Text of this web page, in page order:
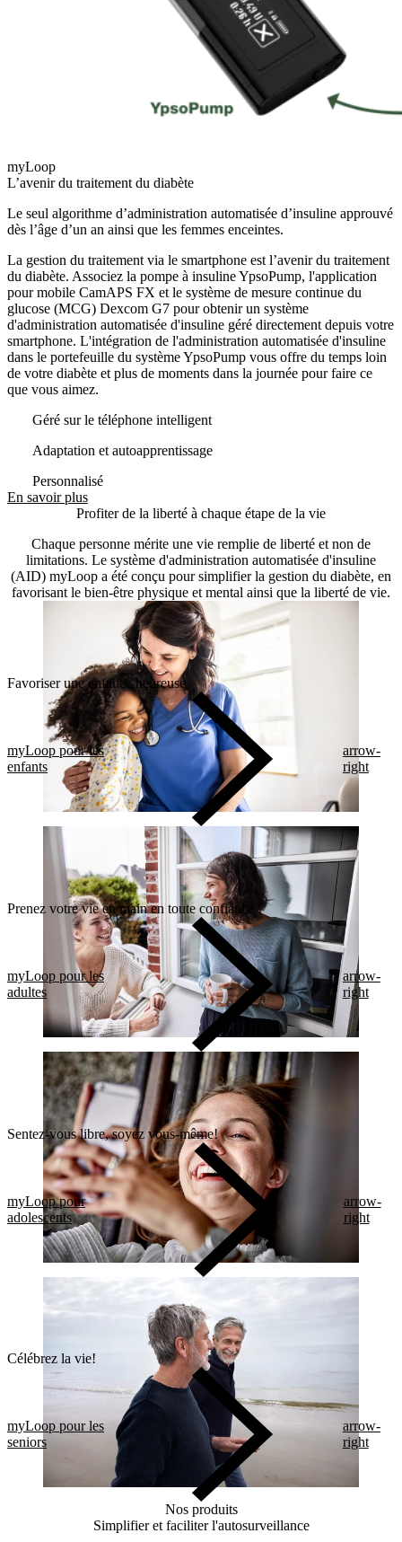
myLoop
L’avenir du traitement du diabète
Le seul algorithme d’administration automatisée d’insuline approuvé
dès l’âge d’un an ainsi que les femmes enceintes.
La gestion du traitement via le smartphone est l’avenir du traitement
du diabète. Associez la pompe à insuline YpsoPump, l'application
pour mobile CamAPS FX et le système de mesure continue du
glucose (MCG) Dexcom G7 pour obtenir un système
d'administration automatisée d'insuline géré directement depuis votre
smartphone. L'intégration de l'administration automatisée d'insuline
dans le portefeuille du système YpsoPump vous offre du temps loin
de votre diabète et plus de moments dans la journée pour faire ce
que vous aimez.
Géré sur le téléphone intelligent
Adaptation et autoapprentissage
Personnalisé
En savoir plus
Profiter de la liberté à chaque étape de la vie
Chaque personne mérite une vie remplie de liberté et non de
limitations. Le système d'administration automatisée d'insuline
(AID) myLoop a été conçu pour simplifier la gestion du diabète, en
favorisant le bien-être physique et mental ainsi que la liberté de vie.
Favoriser une enfance heureuse
myLoop pour les
enfants
arrow-
right
Prenez votre vie en main en toute confiance
myLoop pour les
adultes
arrow-
right
Sentez-vous libre, soyez vous-même!
myLoop pour
adolescents
arrow-
right
Célébrez la vie!
myLoop pour les
seniors
arrow-
right
Nos produits
Simplifier et faciliter l'autosurveillance